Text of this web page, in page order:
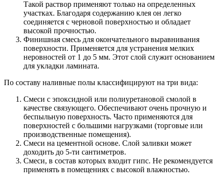
Такой раствор применяют только на определенных
участках. Благодаря содержанию клея он легко
соединяется с черновой поверхностью и обладает
высокой прочностью.
Финишная смесь для окончательного выравнивания
поверхности. Применяется для устранения мелких
неровностей от 1 до 5 мм. Этот слой служит основанием
для укладки ламината.
По составу наливные полы классифицируют на три вида:
Смеси с эпоксидной или полиуретановой смолой в
качестве связующего. Обеспечивают очень прочную и
беспыльную поверхность. Часто применяются для
поверхностей с большими нагрузками (торговые или
производственные помещения).
Смеси на цементной основе. Слой заливки может
доходить до 5-ти сантиметров.
Смеси, в состав которых входит гипс. Не рекомендуется
применять в помещениях с высокой влажностью.